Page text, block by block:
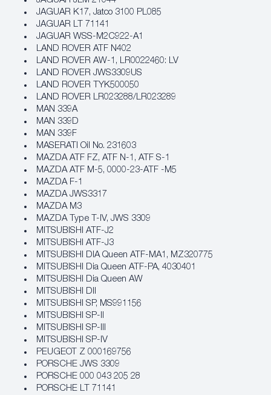
JAGUAR K17, Jatco 3100 PL085
JAGUAR LT 71141
JAGUAR WSS-M2C922-A1
LAND ROVER ATF N402
LAND ROVER AW-1, LR0022460: LV
LAND ROVER JWS3309US
LAND ROVER TYK500050
LAND ROVER LR023288/LR023289
MAN 339A
MAN 339D
MAN 339F
MASERATI Oil No. 231603
MAZDA ATF FZ, ATF N-1, ATF S-1
MAZDA ATF M-5, 0000-23-ATF -M5
MAZDA F-1
MAZDA JWS3317
MAZDA M3
MAZDA Type T-IV, JWS 3309
MITSUBISHI ATF-J2
MITSUBISHI ATF-J3
MITSUBISHI DIA Queen ATF-MA1, MZ320775
MITSUBISHI Dia Queen ATF-PA, 4030401
MITSUBISHI Dia Queen AW
MITSUBISHI DII
MITSUBISHI SP, MS991156
MITSUBISHI SP-II
MITSUBISHI SP-III
MITSUBISHI SP-IV
PEUGEOT Z 000169756
PORSCHE JWS 3309
PORSCHE 000 043 205 28
PORSCHE LT 71141